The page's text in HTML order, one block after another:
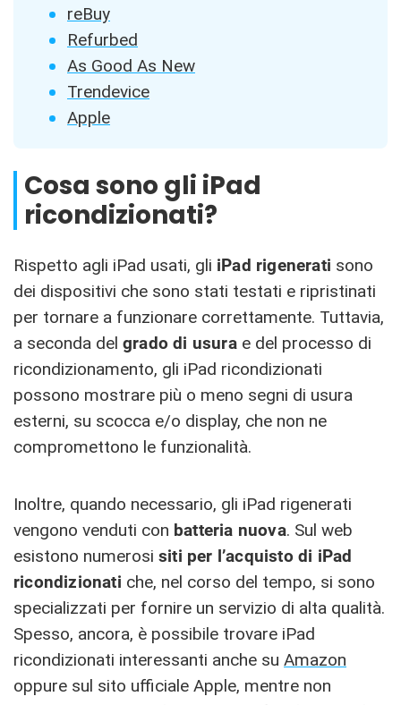
reBuy
Refurbed
As Good As New
Trendevice
Apple
Cosa sono gli iPad
ricondizionati?
Rispetto agli iPad usati, gli iPad rigenerati sono
dei dispositivi che sono stati testati e ripristinati
per tornare a funzionare correttamente. Tuttavia,
a seconda del grado di usurae del processo di
ricondizionamento, gli iPad ricondizionati
possono mostrare più o meno segni di usura
esterni, su scocca e/o display, che non ne
compromettono le funzionalità.
Inoltre, quando necessario, gli iPad rigenerati
vengono venduti con batteria nuova. Sul web
esistono numerosi siti per l’acquisto di iPad
ricondizionati che, nel corso del tempo, si sono
specializzati per fornire un servizio di alta qualità.
Spesso, ancora, è possibile trovare iPad
ricondizionati interessanti anche su Amazon
oppure sul sito ufficiale Apple, mentre non